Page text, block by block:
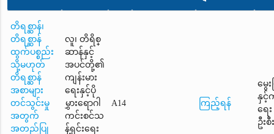
တိရစ္ဆာန်၊
တိရစ္ဆာန်
ထွက်ပစ္စည်း
သို့မဟုတ်
တိရစ္ဆာန်
အစာများ
တင်သွင်းမှု
အတွက်
အတည်ပြု
လူ၊ တိရိစ္
ဆာန်နှင့်
အပင်တို့၏
ကျန်းမား
ရေးနှင့်ပို
မွှားရောဂါ
ကင်းစင်သ
န့်ရှင်းရေး
A14 ကြည့်ရန်
မွေး
နှ
ရေး
ဦးစီ